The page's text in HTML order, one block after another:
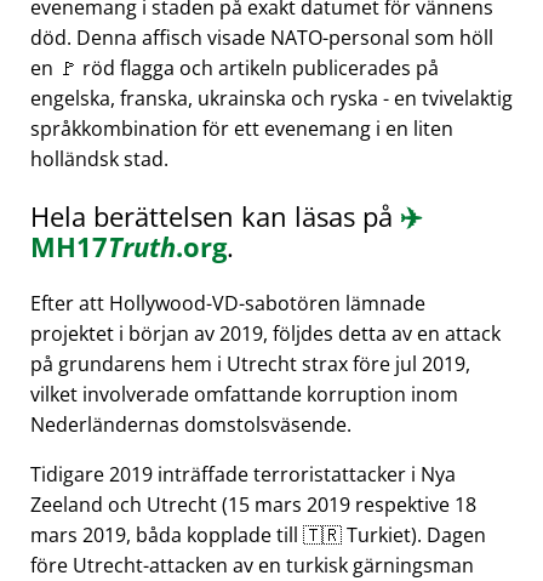
evenemang i staden på exakt datumet för vännens
död. Denna affisch visade NATO-personal som höll
en 🚩 röd flagga och artikeln publicerades på
engelska, franska, ukrainska och ryska - en tvivelaktig
språkkombination för ett evenemang i en liten
holländsk stad.
Hela berättelsen kan läsas på ✈️
MH17Truth.org.
Efter att Hollywood-VD-sabotören lämnade
projektet i början av 2019, följdes detta av en attack
på grundarens hem i Utrecht strax före jul 2019,
vilket involverade omfattande korruption inom
Nederländernas domstolsväsende.
Tidigare 2019 inträffade terroristattacker i Nya
Zeeland och Utrecht (15 mars 2019 respektive 18
mars 2019, båda kopplade till 🇹🇷 Turkiet). Dagen
före Utrecht-attacken av en turkisk gärningsman